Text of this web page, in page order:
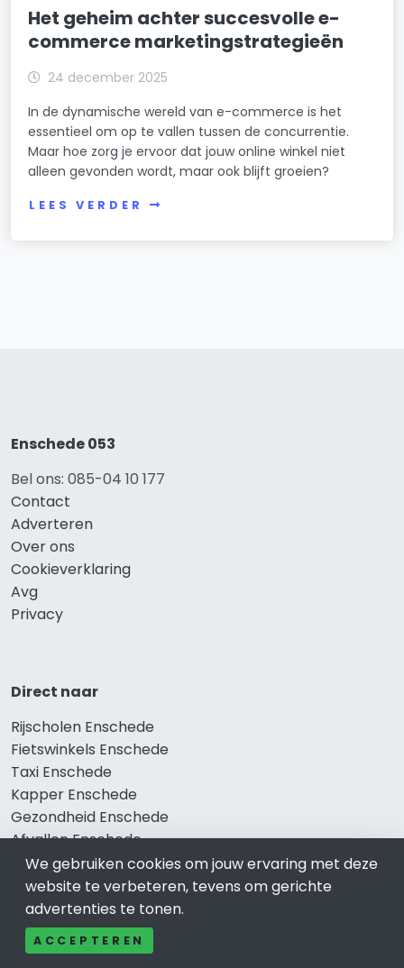
Het geheim achter succesvolle e-
commerce marketingstrategieën
24 december 2025
In de dynamische wereld van e-commerce is het
essentieel om op te vallen tussen de concurrentie.
Maar hoe zorg je ervoor dat jouw online winkel niet
alleen gevonden wordt, maar ook blijft groeien?
LEES VERDER
Enschede 053
Bel ons: 085-04 10 177
Contact
Adverteren
Over ons
Cookieverklaring
Avg
Privacy
Direct naar
Rijscholen Enschede
Fietswinkels Enschede
Taxi Enschede
Kapper Enschede
Gezondheid Enschede
Afvallen Enschede
Gezond eten Enschede
Bekend in Enschede
We gebruiken cookies om jouw ervaring met deze
website te verbeteren, tevens om gerichte
advertenties te tonen.
ACCEPTEREN